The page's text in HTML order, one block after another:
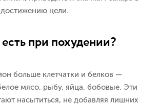
цели.
при похудении?
больше клетчатки и белков —
мясо, рыбу, яйца, бобовые. Эти
насытиться, не добавляя лишних